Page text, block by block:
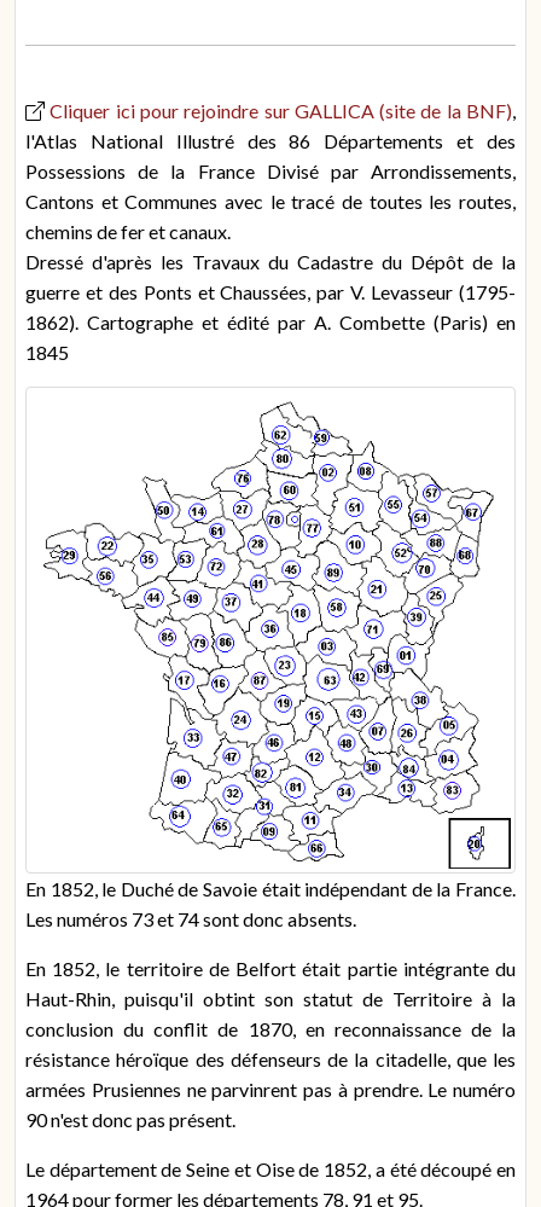
Cliquer ici pour rejoindre sur GALLICA (site de la BNF),
l'Atlas National Illustré des 86 Départements et des
Possessions de la France Divisé par Arrondissements,
Cantons et Communes avec le tracé de toutes les routes,
chemins de fer et canaux.
Dressé d'après les Travaux du Cadastre du Dépôt de la
guerre et des Ponts et Chaussées, par V. Levasseur (1795-
1862). Cartographe et édité par A. Combette (Paris) en
1845
En 1852, le Duché de Savoie était indépendant de la France.
Les numéros 73 et 74 sont donc absents.
En 1852, le territoire de Belfort était partie intégrante du
Haut-Rhin, puisqu'il obtint son statut de Territoire à la
conclusion du conflit de 1870, en reconnaissance de la
résistance héroïque des défenseurs de la citadelle, que les
armées Prusiennes ne parvinrent pas à prendre. Le numéro
90 n'est donc pas présent.
Le département de Seine et Oise de 1852, a été découpé en
1964 pour former les départements 78, 91 et 95.